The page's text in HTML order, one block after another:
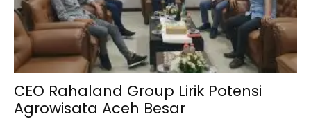
CEO Rahaland Group Lirik Potensi
Agrowisata Aceh Besar